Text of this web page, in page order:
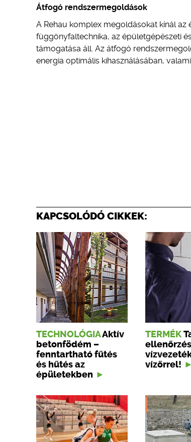
Átfogó rendszermegoldások
A Rehau komplex megoldásokat kínál
függönyfaltechnika, az épületgépészeti
támogatása áll. Az átfogó
energia optimális kihasználásában,
KAPCSOLÓDÓ CIKKEK:
TECHNOLÓGIAAktív
betonfödém –
fenntartható fűtés
és hűtés az
épületekben
TERMÉK
vízőrrel!